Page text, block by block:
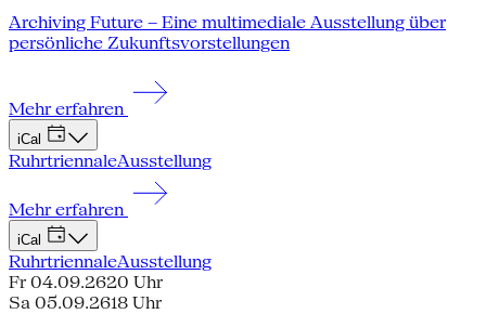
Archiving Future – Eine multimediale Ausstellung über
persönliche Zukunftsvorstellungen
Mehr erfahren
iCal
RuhrtriennaleAusstellung
Mehr erfahren
iCal
RuhrtriennaleAusstellung
Fr 04.09.2620 Uhr
Sa 05.09.2618 Uhr